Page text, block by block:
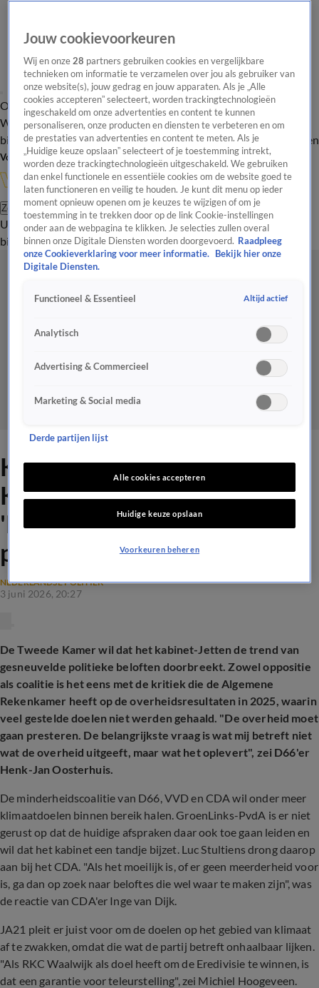
Overzicht Onze programma's Uitzendingen Onze gezichten
In de
WandelgangenInterviewsUitzending
bijwonenPodcastShopVeelgestelde vragenKijkersvraag insturen
Volg Vandaag Inside
Zoeken
UitzendingenVandaag InsideDe OranjezomerShopUitzending
bijwonen
Kritiek vanuit Tweede
Kamer op kabinet-Jetten:
'De overheid moet gaan
presteren'
NEDERLANDSE POLITIEK
3 juni 2026, 20:27
De Tweede Kamer wil dat het kabinet-Jetten de trend van
gesneuvelde politieke beloften doorbreekt. Zowel oppositie
als coalitie is het eens met de kritiek die de Algemene
Rekenkamer heeft op de overheidsresultaten in 2025, waarin
veel gestelde doelen niet werden gehaald. "De overheid moet
gaan presteren. De belangrijkste vraag is wat mij betreft niet
wat de overheid uitgeeft, maar wat het oplevert", zei D66'er
Henk-Jan Oosterhuis.
De minderheidscoalitie van D66, VVD en CDA wil onder meer
klimaatdoelen binnen bereik halen. GroenLinks-PvdA is er niet
gerust op dat de huidige afspraken daar ook toe gaan leiden en
wil dat het kabinet een tandje bijzet. Luc Stultiens drong daarop
aan bij het CDA. "Als het moeilijk is, of er geen meerderheid voor
is, ga dan op zoek naar beloftes die wel waar te maken zijn", was
de reactie van CDA'er Inge van Dijk.
JA21 pleit er juist voor om de doelen op het gebied van klimaat
af te zwakken, omdat die wat de partij betreft onhaalbaar lijken.
"Als RKC Waalwijk als doel heeft om de Eredivisie te winnen, is
dat een garantie voor teleurstelling", zei Michiel Hoogeveen.
Jouw cookievoorkeuren
Wij en onze28 partners gebruiken cookies en vergelijkbare
technieken om informatie te verzamelen over jou als gebruiker van
onze website(s), jouw gedrag en jouw apparaten. Als je „Alle
cookies accepteren” selecteert, worden trackingtechnologieën
ingeschakeld om onze advertenties en content te kunnen
personaliseren, onze producten en diensten te verbeteren en om
de prestaties van advertenties en content te meten. Als je
„Huidige keuze opslaan” selecteert of je toestemming intrekt,
worden deze trackingtechnologieën uitgeschakeld. We gebruiken
dan enkel functionele en essentiële cookies om de website goed te
laten functioneren en veilig te houden. Je kunt dit menu op ieder
moment opnieuw openen om je keuzes te wijzigen of om je
toestemming in te trekken door op de link Cookie-instellingen
onder aan de webpagina te klikken. Je selecties zullen overal
binnen onze Digitale Diensten worden doorgevoerd. Raadpleeg
onze Cookieverklaring voor meer informatie.
Bekijk hier onze
Digitale Diensten.
Functioneel & Essentieel Altijd actief
Analytisch
Advertising & Commercieel
Marketing & Social media
Derde partijen lijst
Alle cookies accepteren
Huidige keuze opslaan
Voorkeuren beheren